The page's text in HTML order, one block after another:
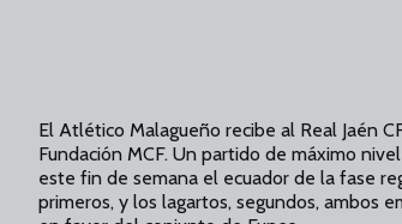
El Atlético Malagueño recibe al Real Jaén
Fundación MCF. Un partido de máximo
este fin de semana el ecuador de la fase
primeros, y los lagartos, segundos, ambos